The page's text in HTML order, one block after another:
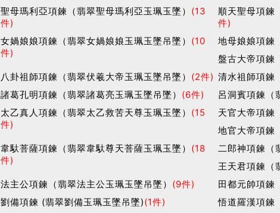
聖母瑪利亞項鍊（翡翠聖母瑪利亞玉珮玉墜） (13
件)
順天聖母項鍊
件)
女媧娘娘項鍊（翡翠女媧娘娘玉珮玉墜吊墜） (10
件)
地母娘娘項鍊
盤古大帝項鍊
八卦祖師項鍊（翡翠伏羲大帝玉珮玉墜吊墜） (2件) 清水祖師項鍊
諸葛孔明項鍊（翡翠諸葛亮玉珮玉墜吊墜） (6件) 呂洞賓項鍊（
太乙真人項鍊（翡翠太乙救苦天尊玉珮玉墜） (15
件)
天官大帝項鍊
地官大帝項鍊
韋馱菩薩項鍊（翡翠韋馱尊天菩薩玉珮玉墜） (18
件)
二郎神項鍊（
王天君項鍊（
法主公項鍊（翡翠法主公玉珮玉墜吊墜） (9件) 田都元帥項鍊
劉備項鍊 (翡翠劉備玉珮玉墜吊墜)(1件) 悟道羅漢項鍊